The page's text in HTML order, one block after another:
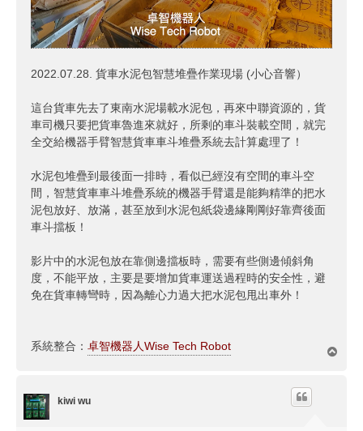
2022.07.28. 貨車水泥包智慧堆疊作業現場 (小心音響）
這台貨車先去了東南水泥場載水泥包，再來中聯資源的，貨
車司機只要把貨車魯進來就好，所剩的車斗裝載空間，就完
全交給機器手臂智慧貨車車斗堆疊系統去計算處理了！
水泥包堆疊到最後面一排時，看似已經沒有空間的車斗空
間，智慧貨車車斗堆疊系統的機器手臂還是能夠精準的把水
泥包放好、放滿，甚至放到水泥包紙袋邊緣剛剛好靠齊後面
車斗擋板！
影片中的水泥包放在靠側邊擋板時，需要有些側邊傾斜角
度，不能平放，主要是要增加貨車運送過程時的安全性，避
免在貨車轉彎時，因為離心力過大把水泥包甩出車外！
系統整合： 卓智機器人Wise Tech Robot
kiwi wu